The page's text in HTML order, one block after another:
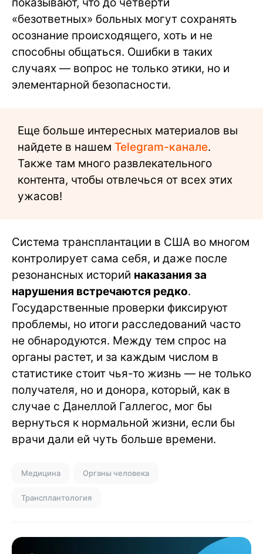
«безответных» больных могут сохранять
осознание происходящего, хоть и не
способны общаться. Ошибки в таких
случаях — вопрос не только этики, но и
элементарной безопасности.
Еще больше интересных материалов вы
найдете в нашем Telegram-канале.
Также там много развлекательного
контента, чтобы отвлечься от всех этих
ужасов!
Система трансплантации в США во многом
контролирует сама себя, и даже после
резонансных историй наказания за
нарушения встречаются редко.
Государственные проверки фиксируют
проблемы, но итоги расследований часто
не обнародуются. Между тем спрос на
органы растет, и за каждым числом в
статистике стоит чья-то жизнь — не только
получателя, но и донора, который, как в
случае с Данеллой Галлегос, мог бы
вернуться к нормальной жизни, если бы
врачи дали ей чуть больше времени.
Медицина Органы человека
Трансплантология